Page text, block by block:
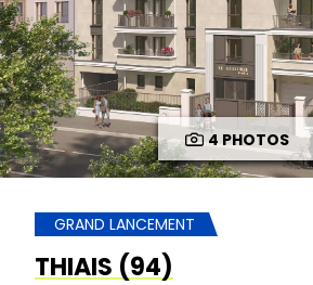
4 PHOTOS
GRAND LANCEMENT
THIAIS (94)